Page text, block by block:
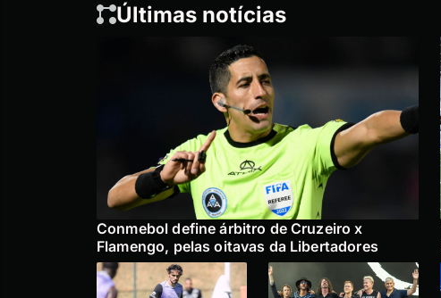
Últimas notícias
Conmebol define árbitro de Cruzeiro x
Flamengo, pelas oitavas da Libertadores